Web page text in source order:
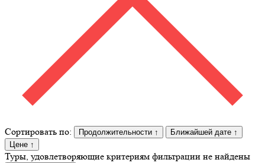
Сортировать по: Продолжительности ↑ Ближайшей дате ↑
Цене ↑
Туры, удовлетворяющие критериям фильтрации не найдены